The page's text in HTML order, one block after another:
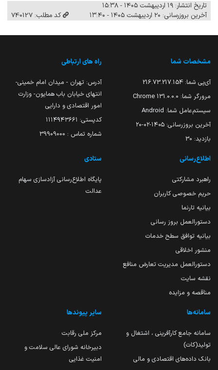
تاریخ انتشار: ۱۹ اردیبهشت ۱۴۰۵ - ۱۵:۳۸
آخرین بروزرسانی: ۲۰ اردیبهشت ۱۴۰۵ - ۱۳:۴۰
کد مطلب: 740127
مشخصات شما
آی‌پی شما: 216.73.217.154
مرورگر شما: 131.0.0.0 Chrome
سیستم‌عامل شما: Android
آخرین بروزرسانی: ۱۴۰۵-۰۲-۲۰
بازدید: 30
راه های ارتباطی
آدرس: تهران - میدان امام خمینی-
انتهای خیابان باب همایون- وزارت
امور اقتصادی و دارایی
کدپستی: ۱۱۱۴۹۴۳۶۶۱
شماره تماس : 39909000
اطلاع‌رسانی
راهبرد مشارکتی
حریم خصوصی کاربران
بیانیه تارنما
دستورالعمل بروز رسانی
بیانیه توافق سطح خدمات
منشور اخلاقی
دستورالعمل مدیریت تعارض منافع
نقشه سایت
مناقصه و مزایده
ستادی
پایگاه اطلاع‌رسانی آزادسازی سهام
عدالت
سامانه‌ها
سامانه جامع کارآفرینی ، اشتغال و
تولید(کات)
بانک داده‌های اقتصادی و مالی
سایر پیوندها
مرکز ملی رقابت
دبیرخانه شورای عالی سلامت و
امنیت غذایی